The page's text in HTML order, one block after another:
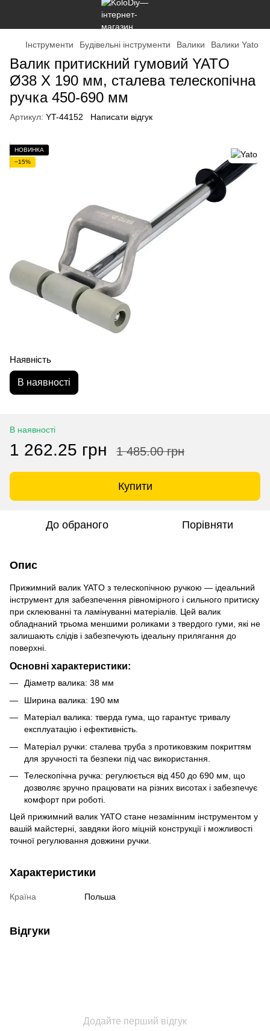
Інструменти Будівельні інструменти Валики Валики Yato
Валик притискний гумовий YATO
Ø38 X 190 мм, сталева телескопічна
ручка 450-690 мм
Артикул: YT-44152 Написати відгук
НОВИНКА
−15%
Наявність
В наявності
В наявності
1 262.25 грн 1 485.00 грн
Купити
До обраного Порівняти
Опис
Прижимний валик YATO з телескопічною ручкою — ідеальний
інструмент для забезпечення рівномірного і сильного притиску
при склеюванні та ламінуванні матеріалів. Цей валик
обладнаний трьома меншими роликами з твердого гуми, які не
залишають слідів і забезпечують ідеальну прилягання до
поверхні.
Основні характеристики:
Діаметр валика: 38 мм
Ширина валика: 190 мм
Матеріал валика: тверда гума, що гарантує тривалу
експлуатацію і ефективність.
Матеріал ручки: сталева труба з протиковзким покриттям
для зручності та безпеки під час використання.
Телескопічна ручка: регулюється від 450 до 690 мм, що
дозволяє зручно працювати на різних висотах і забезпечує
комфорт при роботі.
Цей прижимний валик YATO стане незамінним інструментом у
вашій майстерні, завдяки його міцній конструкції і можливості
точної регулювання довжини ручки.
Характеристики
Країна Польша
Відгуки
Додайте перший відгук